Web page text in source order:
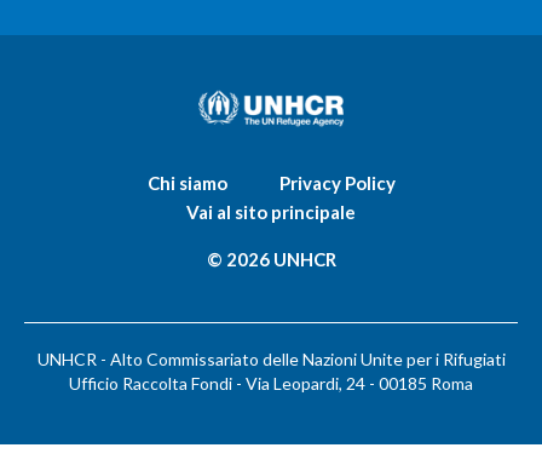
Chi siamo
Privacy Policy
Vai al sito principale
© 2026 UNHCR
UNHCR - Alto Commissariato delle Nazioni Unite per i Rifugiati
Ufficio Raccolta Fondi - Via Leopardi, 24 - 00185 Roma